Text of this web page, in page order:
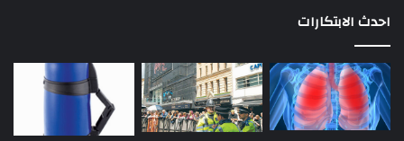
احدث الابتكارات